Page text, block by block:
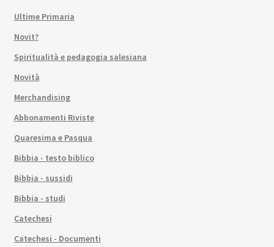
Ultime Primaria
Novit?
Spiritualità e pedagogia salesiana
Novità
Merchandising
Abbonamenti Riviste
Quaresima e Pasqua
Bibbia - testo biblico
Bibbia - sussidi
Bibbia - studi
Catechesi
Catechesi - Documenti